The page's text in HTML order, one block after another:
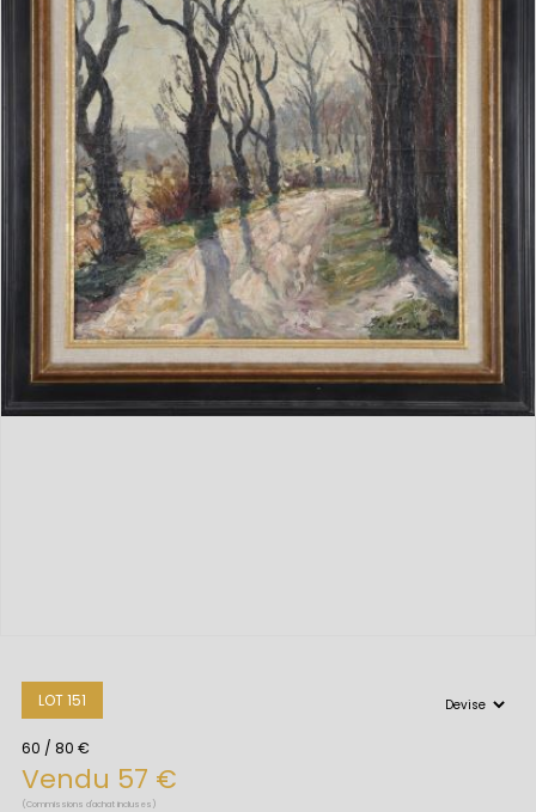
LOT 151
60 / 80 €
Vendu 57 €
(Commissions d'achat incluses)